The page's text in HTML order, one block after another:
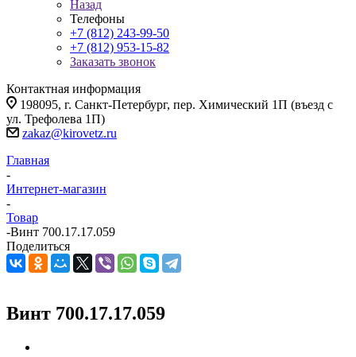
Назад
Телефоны
+7 (812) 243-99-50
+7 (812) 953-15-82
Заказать звонок
Контактная информация
198095, г. Санкт-Петербург, пер. Химический 1П (въезд с
ул. Трефолева 1П)
zakaz@kirovetz.ru
Главная
-
Интернет-магазин
-
Товар
-Винт 700.17.17.059
Поделиться
Винт 700.17.17.059